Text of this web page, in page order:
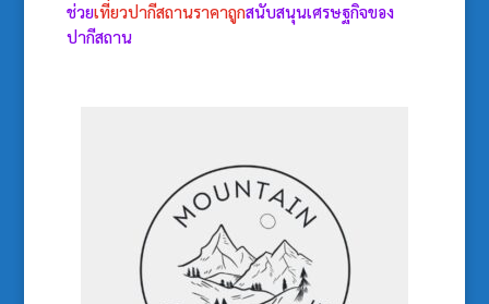
ช่วยเที่ยวปากีสถานราคาถูกสนับสนุนเศรษฐกิจของ
ปากีสถาน